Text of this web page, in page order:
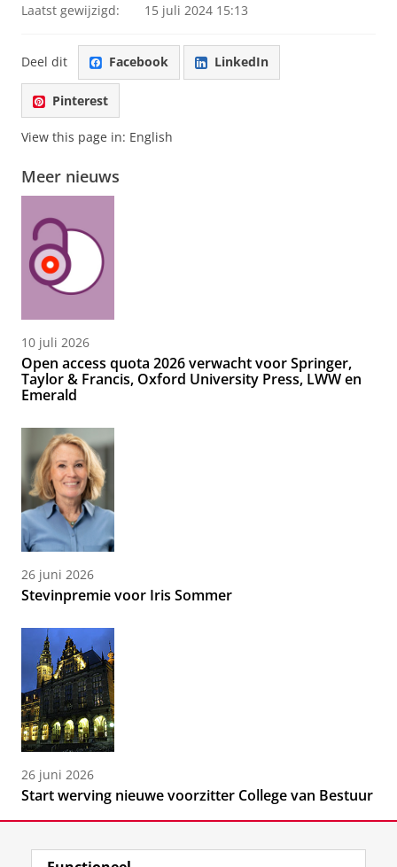
Laatst gewijzigd: 15 juli 2024 15:13
Deel dit Facebook LinkedIn
Pinterest
View this page in: English
Meer nieuws
10 juli 2026
Open access quota 2026 verwacht voor Springer,
Taylor & Francis, Oxford University Press, LWW en
Emerald
26 juni 2026
Stevinpremie voor Iris Sommer
26 juni 2026
Start werving nieuwe voorzitter College van Bestuur